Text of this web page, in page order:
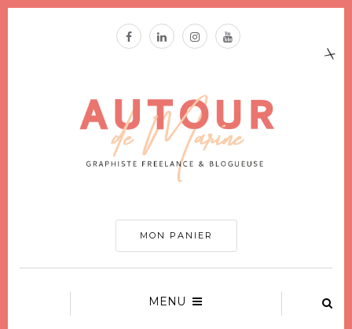
MON PANIER
MENU